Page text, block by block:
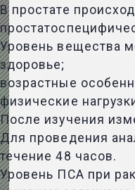
В простате
Уровень вещества
здоровье;
возрастные
физические
После изучения
Для проведения
течение 48 часов.
Уровень ПСА при